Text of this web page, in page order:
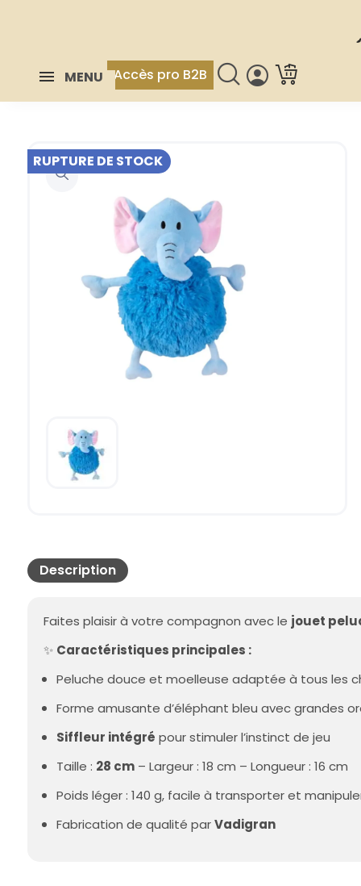
MENU Accès pro B2B
RUPTURE DE STOCK
Description
Faites plaisir à votre compagnon avec le jouet
✨ Caractéristiques principales :
Peluche douce et moelleuse adaptée à tous les
Forme amusante d’éléphant bleu avec grandes
Siffleur intégré pour stimuler l’instinct de jeu
Taille : 28 cm – Largeur : 18 cm – Longueur : 16 cm
Poids léger : 140 g, facile à transporter et
Fabrication de qualité parVadigran